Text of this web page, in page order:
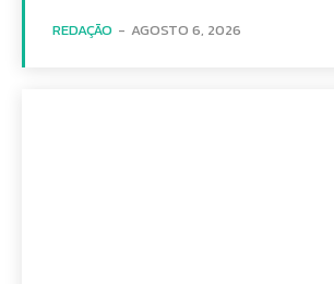
REDAÇÃO - AGOSTO 6, 2026